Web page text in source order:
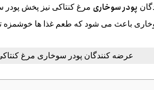
پودر سوخاری مرغ کنتاکی نیز پخش پودر
سوخاری باعث می شود که طعم غذا ها